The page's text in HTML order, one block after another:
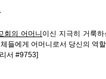
회의 어머니 이신 지극히 거룩
들에게 어머니로서 당신의 역
서 #9753]